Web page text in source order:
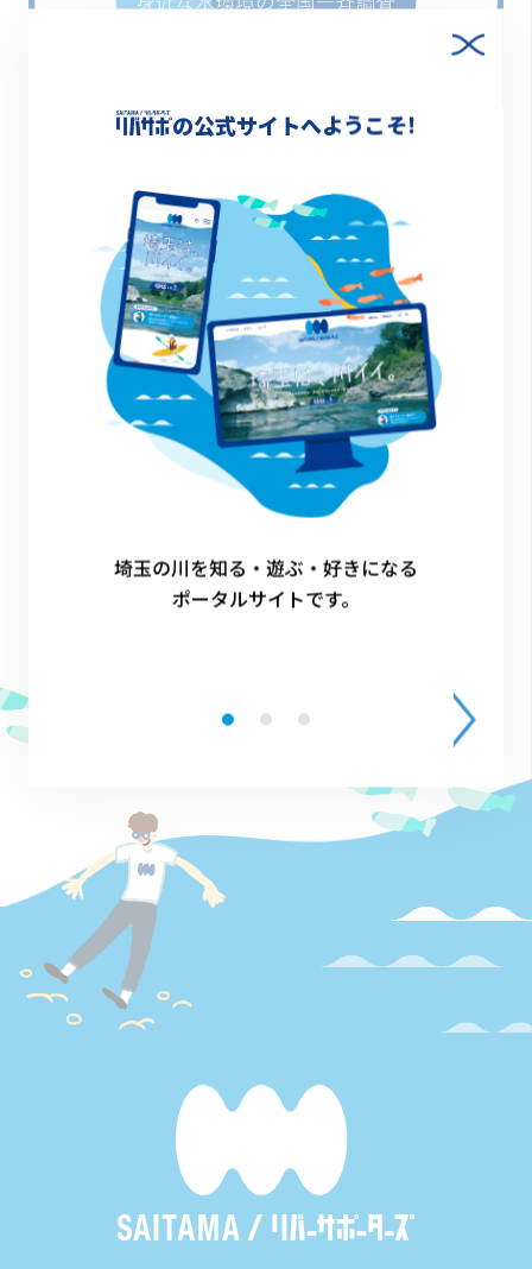
2026.6.7(日) 9:45~12:00
1
の公式サイトへようこそ!
埼玉の川を知る・遊ぶ・好きになる
ポータルサイトです。